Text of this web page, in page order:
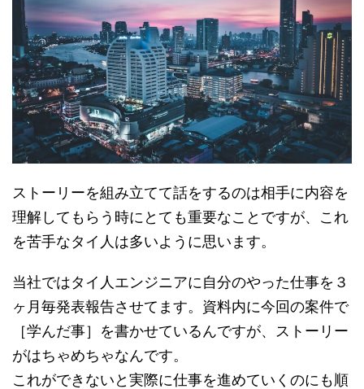
ストーリーを組み立てて話をするのは相手に内容を
理解してもらう時にとても重要なことですが、これ
を苦手なタイ人は多いように思います。
当社ではタイ人エンジニアに自分のやった仕事を３
ヶ月毎発表報告させてます。資料内に今回の案件で
［学んだ事］を書かせているんですが、ストーリー
がはちゃめちゃなんです。
これができないと実際に仕事を進めていくのにも順